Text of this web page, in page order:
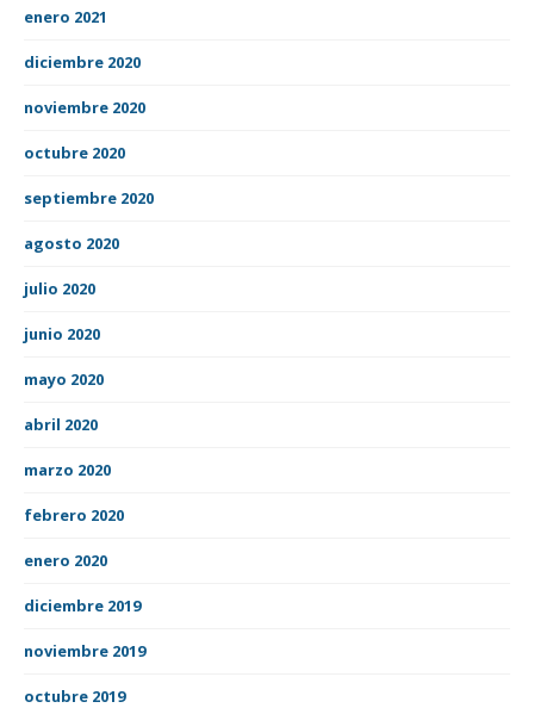
enero 2021
diciembre 2020
noviembre 2020
octubre 2020
septiembre 2020
agosto 2020
julio 2020
junio 2020
mayo 2020
abril 2020
marzo 2020
febrero 2020
enero 2020
diciembre 2019
noviembre 2019
octubre 2019